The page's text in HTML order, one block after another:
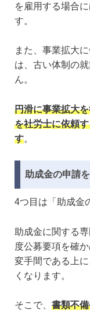
を雇用する場合
す。
また、事業拡大
は、古い体制の
ん。
円滑に事業拡大
を社労士に依頼
す。
助成金の申請
4つ目は「助成金
助成金に関する
度公募要項を確
変手間である上
くなります。
そこで、 書類不